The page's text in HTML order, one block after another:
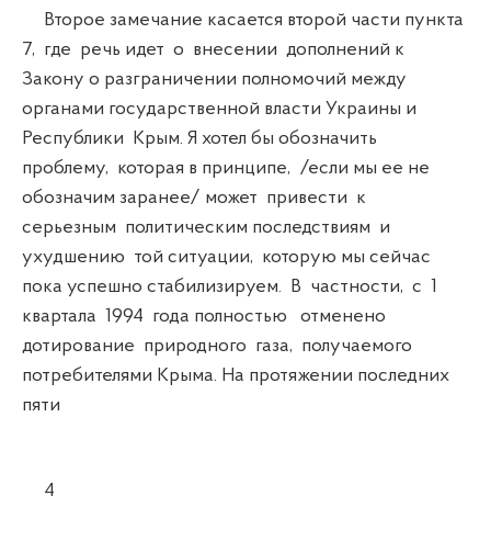
Второе замечание касается второй части пункта
7, где речь идет о внесении дополнений к
Закону о разграничении полномочий между
органами государственной власти Украины и
Республики Крым. Я хотел бы обозначить
проблему, которая в принципе, /если мы ее не
обозначим заранее/ может привести к
серьезным политическим последствиям и
ухудшению той ситуации, которую мы сейчас
пока успешно стабилизируем. В частности, с 1
квартала 1994 года полностью отменено
дотирование природного газа, получаемого
потребителями Крыма. На протяжении последних
пяти
4